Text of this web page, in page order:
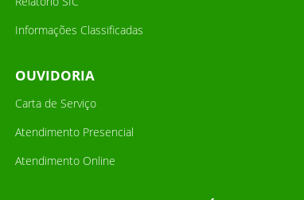
Informações Classificadas
OUVIDORIA
Carta de Serviço
Atendimento Presencial
Atendimento Online